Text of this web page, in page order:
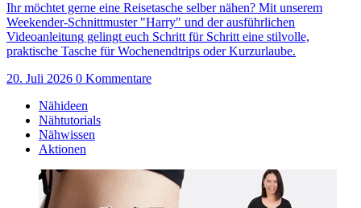
Ihr möchtet gerne eine Reisetasche selber nähen? Mit unserem
Weekender-Schnittmuster "Harry" und der ausführlichen
Videoanleitung gelingt euch Schritt für Schritt eine stilvolle,
praktische Tasche für Wochenendtrips oder Kurzurlaube.
20. Juli 2026 0 Kommentare
Nähideen
Nähtutorials
Nähwissen
Aktionen